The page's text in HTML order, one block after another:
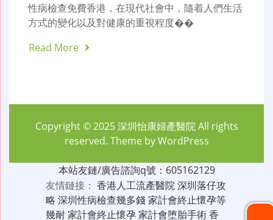
性病檢查免費香港，在現代社會中，隨着人們生活
方式的變化以及對健康的重視程度��
Read More
Copyright © 2025深圳怡康婦產醫院All rights
reserved. Theme byWordPress
本站友鏈/廣告諮詢q號：605162129
友情鏈接： 香港人工流產醫院深圳落仔攻
略 深圳性病檢查幾多錢家計會終止懷孕等
幾耐家計會終止懷孕家計會堕胎手術香